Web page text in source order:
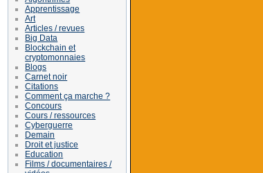
Apprentissage
Art
Articles / revues
Big Data
Blockchain et
cryptomonnaies
Blogs
Carnet noir
Citations
Comment ça marche ?
Concours
Cours / ressources
Cyberguerre
Demain
Droit et justice
Education
Films / documentaires /